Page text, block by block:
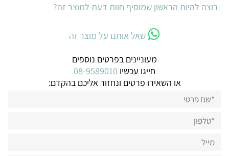
רוצה להיות הראשון שמוסיף חוות דעת למוצר זה?
שאל אותנו על מוצר זה
מעוניינים בפרטים נוספים
חייגו עכשיו 08-9589010
או השאירו פרטים ונחזור אליכם בהקדם: